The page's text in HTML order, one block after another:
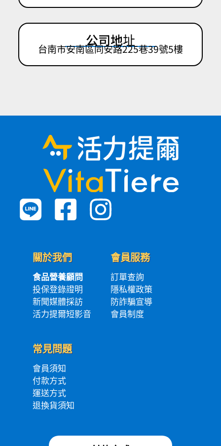
公司地址
台南市安南區同安路225巷39號5樓
關於我們
食品營養顧問
投保登錄證明
新聞媒體採訪
活力提爾短影音
會員服務
訂單查詢
隱私權政策
防詐騙宣導
會員制度
常見問題
會員須知
付款方式
運送方式
退換貨須知